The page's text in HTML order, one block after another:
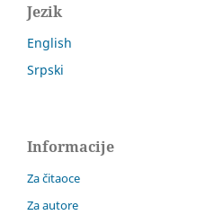
Jezik
English
Srpski
Informacije
Za čitaoce
Za autore